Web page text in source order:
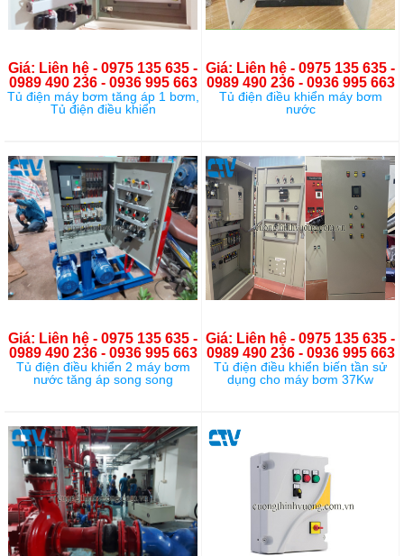
Giá: Liên hệ - 0975 135 635 -
0989 490 236 - 0936 995 663
Tủ điện máy bơm tăng áp 1 bơm,
Tủ điện điều khiển
Giá: Liên hệ - 0975 135 635 -
0989 490 236 - 0936 995 663
Tủ điện điều khiển máy bơm
nước
Giá: Liên hệ - 0975 135 635 -
0989 490 236 - 0936 995 663
Tủ điện điều khiển 2 máy bơm
nước tăng áp song song
Giá: Liên hệ - 0975 135 635 -
0989 490 236 - 0936 995 663
Tủ điện điều khiển biến tần sử
dụng cho máy bơm 37Kw